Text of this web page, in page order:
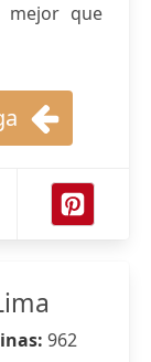
mejor que
962